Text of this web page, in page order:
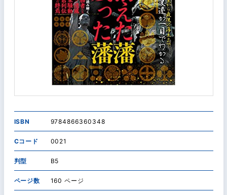
ISBN 9784866360348
Cコード 0021
判型 B5
ページ数 160 ページ